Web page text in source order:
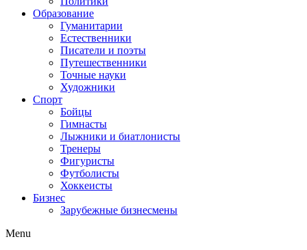
Образование
Гуманитарии
Естественники
Писатели и поэты
Путешественники
Точные науки
Художники
Спорт
Бойцы
Гимнасты
Лыжники и биатлонисты
Тренеры
Фигуристы
Футболисты
Хоккеисты
Бизнес
Зарубежные бизнесмены
Menu